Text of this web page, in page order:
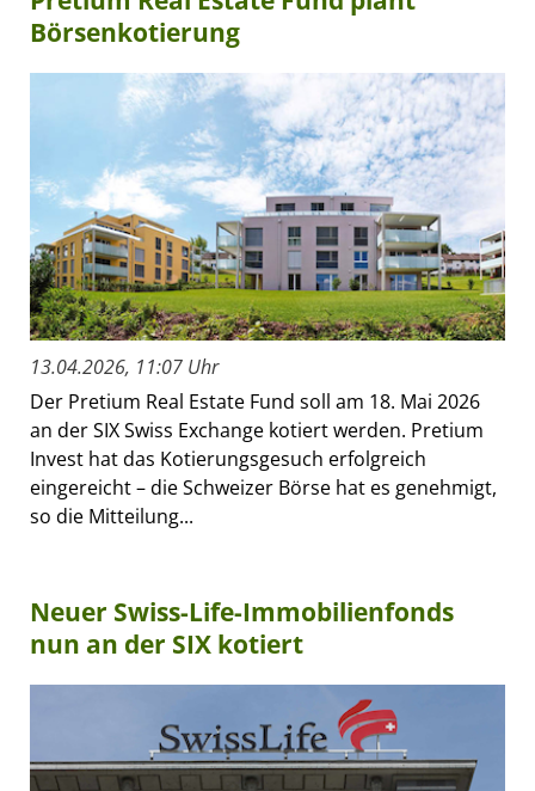
Börsenkotierung
13.04.2026, 11:07 Uhr
Der Pretium Real Estate Fund soll am 18. Mai 2026
an der SIX Swiss Exchange kotiert werden. Pretium
Invest hat das Kotierungsgesuch erfolgreich
eingereicht – die Schweizer Börse hat es genehmigt,
so die Mitteilung...
Neuer Swiss-Life-Immobilienfonds
nun an der SIX kotiert